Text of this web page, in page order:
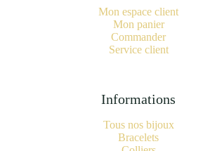
Mon espace client
Mon panier
Commander
Service client
Informations
Tous nos bijoux
Bracelets